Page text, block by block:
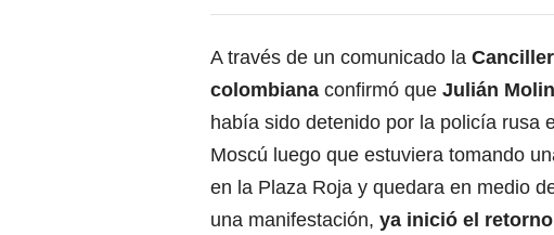
A través de un comunicado la
colombiana confirmó que Julián
había sido detenido por la policía rusa
Moscú luego que estuviera tomando
en la Plaza Roja y quedara en medio
una manifestación, ya inició el